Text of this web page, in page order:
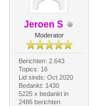
Jeroen S
Moderator
Berichten: 2.643
Topics: 16
Lid sinds: Oct 2020
Bedankt: 1430
5225 x bedankt in
2486 berichten